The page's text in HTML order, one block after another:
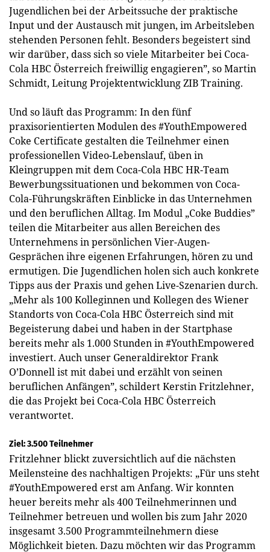
Jugendlichen bei der Arbeitssuche der praktische
Input und der Austausch mit jungen, im Arbeitsleben
stehenden Personen fehlt. Besonders begeistert sind
wir darüber, dass sich so viele Mitarbeiter bei Coca-
Cola HBC Österreich freiwillig engagieren”, so Martin
Schmidt, Leitung Projektentwicklung ZIB Training.
Und so läuft das Programm: In den fünf
praxisorientierten Modulen des #YouthEmpowered
Coke Certificate gestalten die Teilnehmer einen
professionellen Video-Lebenslauf, üben in
Kleingruppen mit dem Coca-­Cola HBC HR-Team
Bewerbungs­situationen und bekommen von Coca-
Cola-Führungskräften Einblicke in das Unternehmen
und den beruflichen Alltag. Im Modul „Coke Buddies”
teilen die Mitarbeiter aus allen Bereichen des
Unternehmens in persönlichen Vier-Augen-
Gesprächen ihre eigenen Erfahrungen, hören zu und
ermutigen. Die Jugendlichen holen sich auch konkrete
Tipps aus der Praxis und gehen Live-Szenarien durch.
„Mehr als 100 Kolleginnen und Kollegen des Wiener
Standorts von Coca-Cola HBC Österreich sind mit
Begeisterung dabei und haben in der Startphase
bereits mehr als 1.000 Stunden in #YouthEmpowered
investiert. Auch unser Generaldirektor Frank
O’Donnell ist mit dabei und erzählt von seinen
beruflichen Anfängen”, schildert Kerstin Fritzlehner,
die das Projekt bei Coca-Cola HBC Österreich
verantwortet.
Ziel: 3.500 Teilnehmer
Fritzlehner blickt zuversichtlich auf die nächsten
Meilensteine des nachhaltigen Projekts: „Für uns steht
#YouthEmpowered erst am Anfang. Wir konnten
heuer bereits mehr als 400 Teilnehmerinnen und
Teilnehmer betreuen und wollen bis zum Jahr 2020
insgesamt 3.500 Programmteilnehmern diese
Möglichkeit bieten. Dazu möchten wir das Programm